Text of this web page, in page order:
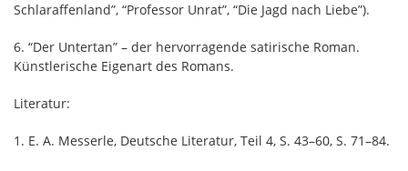
Schlaraffenland”, “Professor Unrat”, “Die Jagd nach Liebe”).
6. “Der Untertan” – der hervorragende satirische Roman.
Künstlerische Eigenart des Romans.
Literatur:
1. E. A. Messerle, Deutsche Literatur, Teil 4, S. 43–60, S. 71–84.